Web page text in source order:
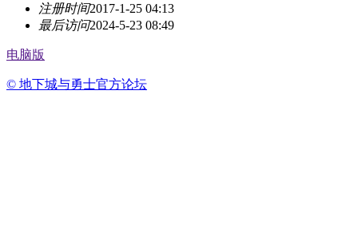
注册时间2017-1-25 04:13
最后访问2024-5-23 08:49
电脑版
© 地下城与勇士官方论坛